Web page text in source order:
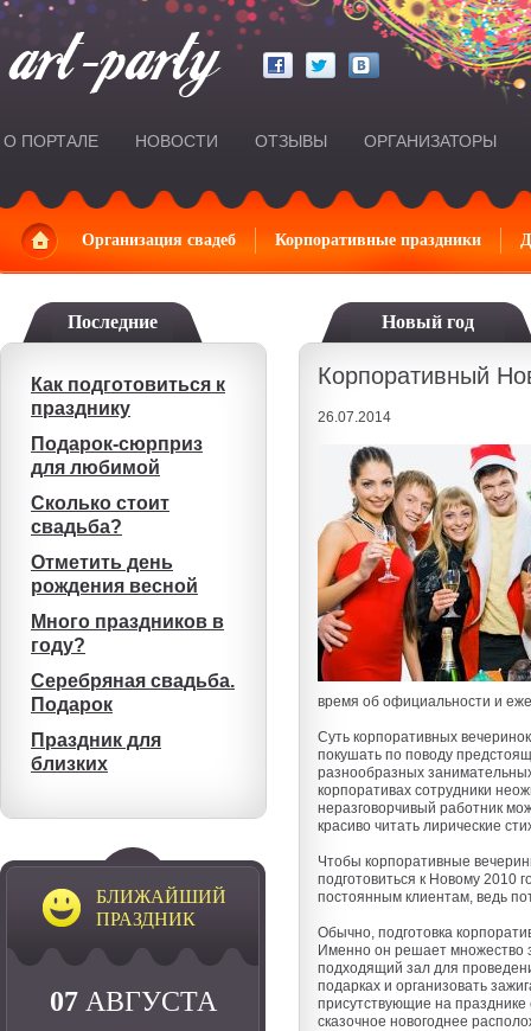
О ПОРТАЛЕ НОВОСТИ ОТЗЫВЫ ОРГАНИЗАТОРЫ
ГлавнаяОрганизация свадеб Корпоративные праздники
Последние
Как подготовиться к
празднику
Подарок-сюрприз
для любимой
Сколько стоит
свадьба?
Отметить день
рождения весной
Много праздников в
году?
Серебряная свадьба.
Подарок
Праздник для
близких
БЛИЖАЙШИЙ
ПРАЗДНИК
07 АВГУСТА
Новый год
Корпоративный
26.07.2014
время об официальности и
Суть корпоративных
покушать по поводу
разнообразных
корпоративах сотрудники
неразговорчивый работник
красиво читать лирические
Чтобы корпоративные
подготовиться к Новому 2010
постоянным клиентам, ведь
Обычно, подготовка
Именно он решает множество
подходящий зал для
подарках и организовать
присутствующие на празднике
сказочное новогоднее